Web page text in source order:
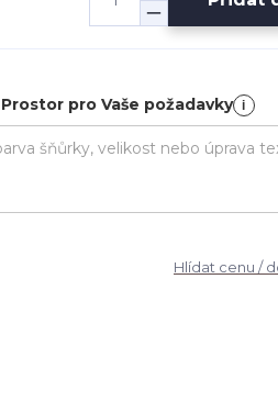
Prostor pro Vaše požadavky i
Hlídat cenu /